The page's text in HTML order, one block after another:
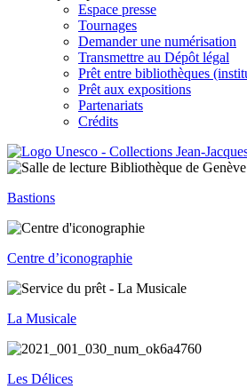
Espace presse
Tournages
Demander une numérisation
Transmettre au Dépôt légal
Prêt entre bibliothèques
Prêt aux expositions
Partenariats
Crédits
Bastions
Centre d’iconographie
La Musicale
Les Délices